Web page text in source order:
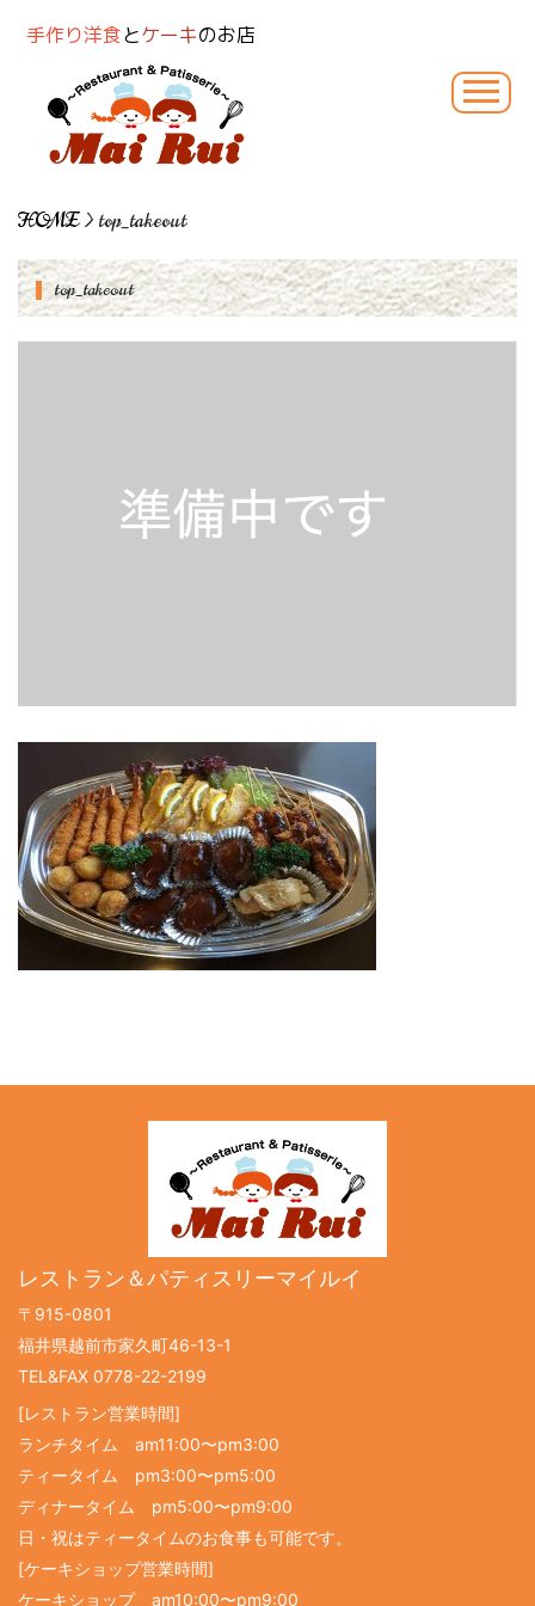
手作り洋食とケーキのお店
HOME> top_takeout
top_takeout
レストラン＆パティスリーマイルイ
〒915-0801
福井県越前市家久町46-13-1
TEL&FAX 0778-22-2199
[レストラン営業時間]
ランチタイム am11:00〜pm3:00
ティータイム pm3:00〜pm5:00
ディナータイム pm5:00〜pm9:00
日・祝はティータイムのお食事も可能です。
[ケーキショップ営業時間]
ケーキショップ am10:00〜pm9:00